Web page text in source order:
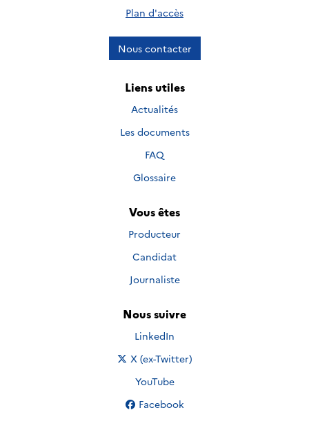
Plan d'accès
Nous contacter
Liens utiles
Actualités
Les documents
FAQ
Glossaire
Vous êtes
Producteur
Candidat
Journaliste
Nous suivre
Nous suivre sur
LinkedIn
Nous suivre sur
X (ex-Twitter)
Nous suivre sur
YouTube
Nous suivre sur
Facebook